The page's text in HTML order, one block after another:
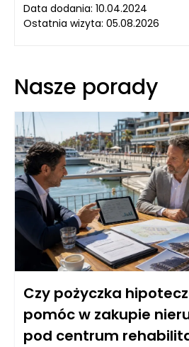
Data dodania: 10.04.2024
Ostatnia wizyta: 05.08.2026
Nasze porady
Czy pożyczka
pomóc w zakupie
pod centrum